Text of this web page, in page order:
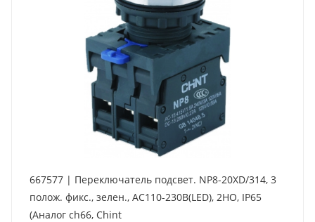
667577 | Переключатель подсвет. NP8-20XD/314, 3
полож. фикс., зелен., AC110-230В(LED), 2НО, IP65
(Аналог ch66, Chint